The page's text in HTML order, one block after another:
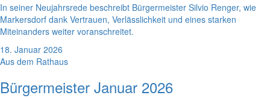
In seiner Neujahrsrede beschreibt Bürgermeister Silvio Renger, wie
Markersdorf dank Vertrauen, Verlässlichkeit und eines starken
Miteinanders weiter voranschreitet.
18. Januar 2026
Aus dem Rathaus
Bürgermeister Januar 2026